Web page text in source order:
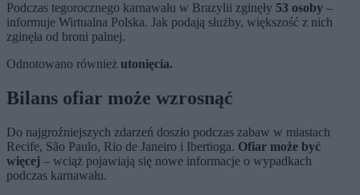
Podczas tegorocznego karnawału w Brazylii zginęły 53 osoby –
informuje Wirtualna Polska. Jak podają służby, większość z nich
zginęła od broni palnej.
Odnotowano również utonięcia.
Bilans ofiar może wzrosnąć
Do najgroźniejszych zdarzeń doszło podczas zabaw w miastach
Recife, São Paulo, Rio de Janeiro i Ibertioga. Ofiar może być
więcej – wciąż pojawiają się nowe informacje o wypadkach
podczas karnawału.